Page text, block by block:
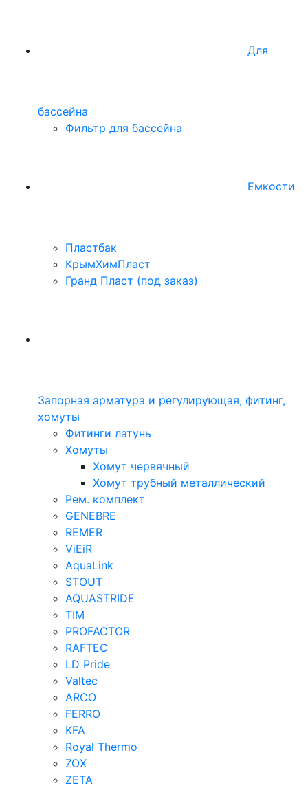
Для
бассейна
Фильтр для бассейна
Емкости
Пластбак
КрымХимПласт
Гранд Пласт (под заказ)
Запорная арматура и регулирующая, фитинг,
хомуты
Фитинги латунь
Хомуты
Хомут червячный
Хомут трубный металлический
Рем. комплект
GENEBRE
REMER
ViEiR
AquaLink
STOUT
AQUASTRIDE
TIM
PROFACTOR
RAFTEC
LD Pride
Valtec
ARCO
FERRO
KFA
Royal Thermo
ZOX
ZETA